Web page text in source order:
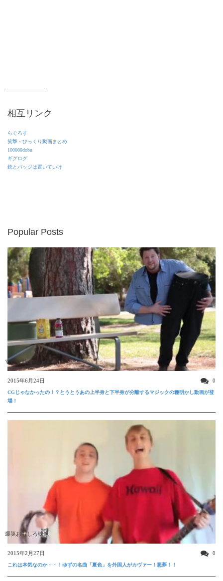
相互リンク
らぐろす
笑撃・びっくり動画まとめ
100000dobu
ギグログ
銃とバッジは置いていけ
Popular Posts
すごい動画
2015年6月24日 0
CGじゃなかったの！？とうとうあの上半身と下半身が分離するマジックの種明かし動画が登
場！
爆笑おもしろ映像
2015年2月27日 0
これは本気なのか・・！ゆずの名曲「夏色」を外国人がカヴァー！悪夢！！